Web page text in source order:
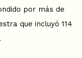
por más de
que incluyó 114